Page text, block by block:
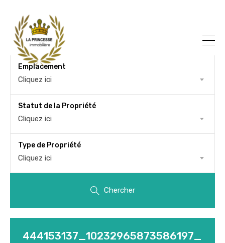
Emplacement
Cliquez ici
Statut de la Propriété
Cliquez ici
Type de Propriété
Cliquez ici
Chercher
444153137_10232965873586197_